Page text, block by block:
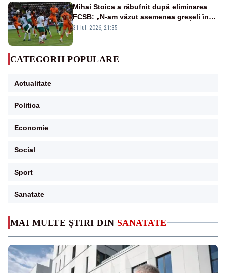
MAI MULTE ȘTIRI DIN SANATATE
Mihai Stoica a răbufnit după eliminarea
FCSB: „N-am văzut asemenea greșeli în
190 de meciuri europene”
31 iul. 2026, 21:35
CATEGORII POPULARE
Actualitate
Politica
Economie
Social
Sport
Sanatate